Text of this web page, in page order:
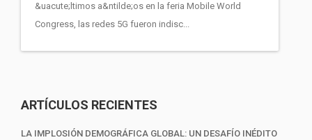
&uacute;ltimos a&ntilde;os en la feria Mobile World
Congress, las redes 5G fueron indisc...
ARTÍCULOS RECIENTES
LA IMPLOSIÓN DEMOGRÁFICA GLOBAL: UN DESAFÍO INÉDITO